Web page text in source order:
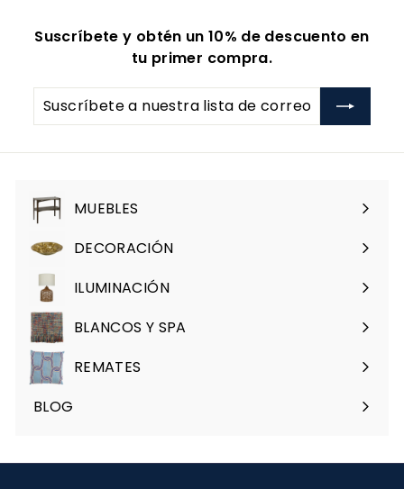
Suscríbete y obtén un 10% de descuento en
tu primer compra.
Suscríbete
lista
correo
MUEBLES
Expandir
menúDECORACIÓN
Expandir
menúILUMINACIÓN
Expandir
menúBLANCOS Y SPA
Expandir
menúREMATES
Expandir
menú
BLOG